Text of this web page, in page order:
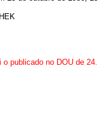
publicado no DOU de